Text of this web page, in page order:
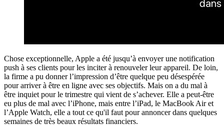
Chose exceptionnelle, Apple a été jusqu’à envoyer une notification
push à ses clients pour les inciter à renouveler leur appareil. De loin,
la firme a pu donner l’impression d’être quelque peu désespérée
pour arriver à être en ligne avec ses objectifs. Mais on a du mal à
être inquiet pour le trimestre qui vient de s’achever. Elle a peut-être
eu plus de mal avec l’iPhone, mais entre l’iPad, le MacBook Air et
l’Apple Watch, elle a tout ce qu'il faut pour annoncer dans quelques
semaines de très beaux résultats financiers.